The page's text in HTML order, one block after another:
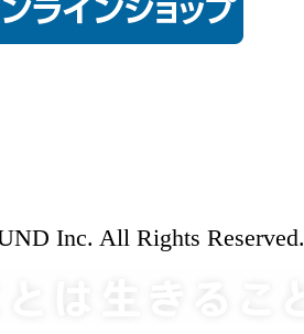
Inc. All Rights Reserved.